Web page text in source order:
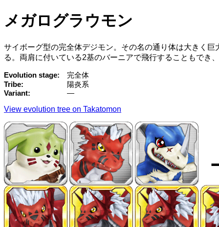
メガログラウモン
サイボーグ型の完全体デジモン。その名の通り体は大きく
る。両肩に付いている2基のバーニアで飛行することもでき
Evolution stage
完全体
Tribe
陽炎系
Variant
—
View evolution tree on Takatomon